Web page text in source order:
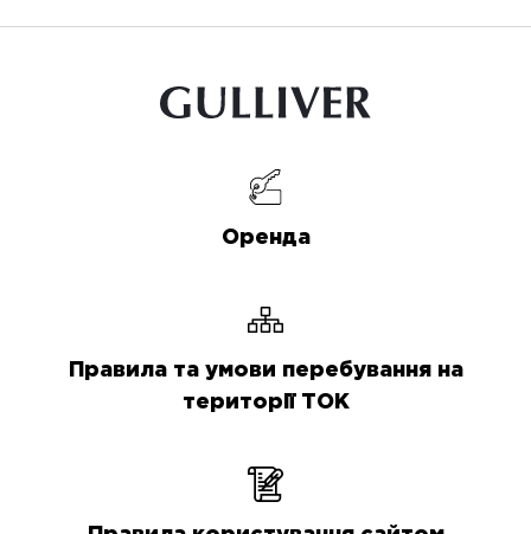
Оренда
Правила та умови перебування на
території ТОК